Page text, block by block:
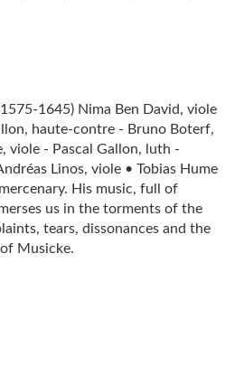
1645) Nima Ben David, viole
haute-contre - Bruno Boterf,
viole - Pascal Gallon, luth -
Linos, viole • Tobias Hume
His music, full of
us in the torments of the
tears, dissonances and the
Musicke.